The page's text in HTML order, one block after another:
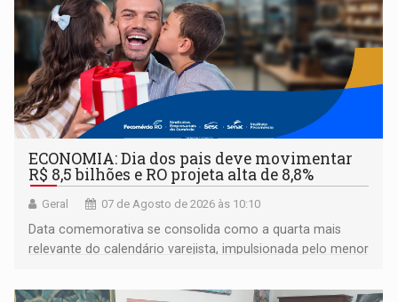
ECONOMIA: Dia dos pais deve movimentar
R$ 8,5 bilhões e RO projeta alta de 8,8%
Geral 07 de Agosto de 2026 às 10:10
Data comemorativa se consolida como a quarta mais
relevante do calendário varejista, impulsionada pelo menor
média do trabalhador